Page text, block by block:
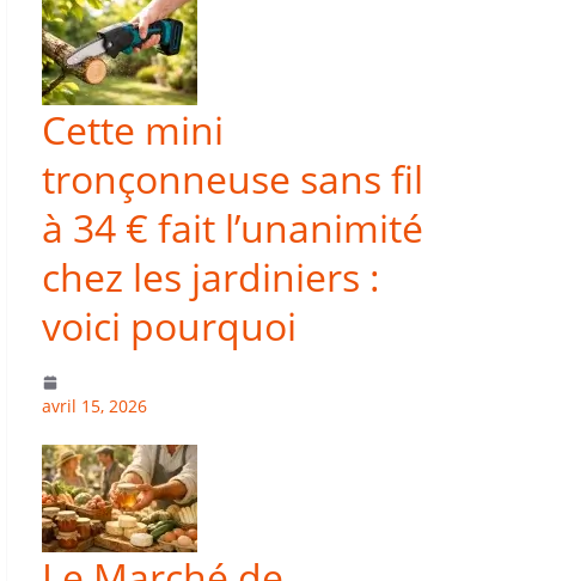
Cette mini
tronçonneuse sans fil
à 34 € fait l’unanimité
chez les jardiniers :
voici pourquoi
avril 15, 2026